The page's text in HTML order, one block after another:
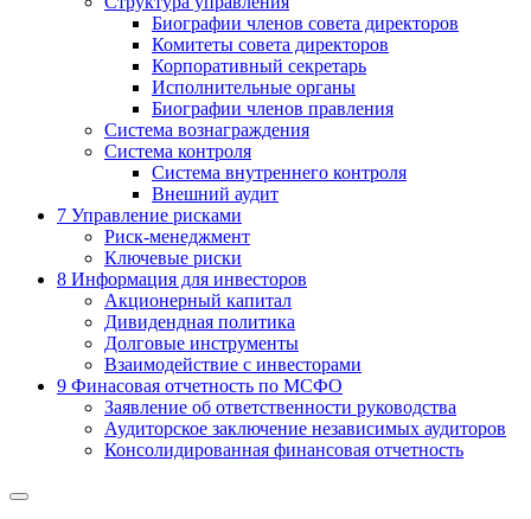
Биографии членов совета директоров
Комитеты совета директоров
Корпоративный секретарь
Исполнительные органы
Биографии членов правления
Система вознаграждения
Система контроля
Система внутреннего контроля
Внешний аудит
7 Управление рисками
Риск-менеджмент
Ключевые риски
8 Информация для инвесторов
Акционерный капитал
Дивидендная политика
Долговые инструменты
Взаимодействие с инвеcторами
9 Финасовая отчетность по МСФО
Заявление об ответственности руководства
Аудиторское заключение независимых аудиторов
Консолидированная финансовая отчетность